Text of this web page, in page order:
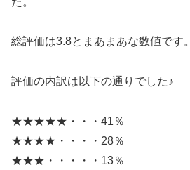
総評価は3.8とまあまあな数値です。
評価の内訳は以下の通りでした♪
★★★★★・・・41％
★★★★・・・・28％
★★★・・・・・13％